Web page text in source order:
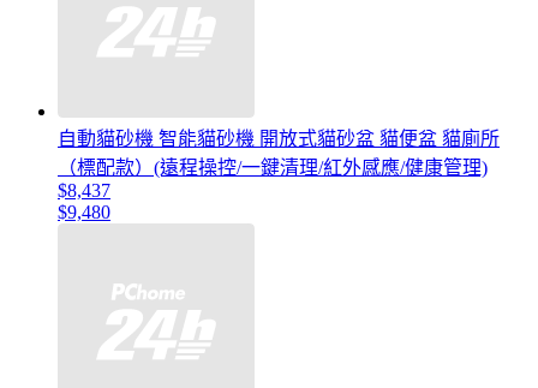
自動貓砂機 智能貓砂機 開放式貓砂盆 貓便盆 貓廁所
（標配款）(遠程操控/一鍵清理/紅外感應/健康管理)
$8,437
$9,480